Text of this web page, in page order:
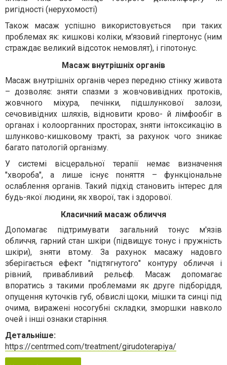
ригідності (нерухомості)
Також масаж успішно використовується при таких
проблемах як: кишкові коліки, м'язовий гіпертонус (ним
страждає великий відсоток немовлят), і гіпотонус.
Масаж внутрішніх органів
Масаж внутрішніх органів через передню стінку живота
– дозволяє: зняти спазми з жовчовивідних протоків,
жовчного міхура, печінки, підшлункової залози,
сечовивідних шляхів, відновити крово- й лімфообіг в
органах і колоорганних просторах, зняти інтоксикацію в
шлунково-кишковому тракті, за рахунок чого зникає
багато патологій організму.
У системі вісцеральної терапії немає визначення
"хвороба", а лише існує поняття – функціональне
ослаблення органів. Такий підхід становить інтерес для
будь-якої людини, як хворої, так і здорової.
Класичний масаж обличчя
Допомагає підтримувати загальний тонус м'язів
обличчя, гарний стан шкіри (підвищує тонус і пружність
шкіри), зняти втому. За рахунок масажу надовго
зберігається ефект "підтягнутого" контуру обличчя і
рівний, привабливий рельєф. Масаж допомагає
впоратись з такими проблемами як друге підборіддя,
опущення куточків губ, обвислі щоки, мішки та синці під
очима, виражені носогубні складки, зморшки навколо
очей і інші ознаки старіння.
Детальніше:
https://centrmed.com/treatment/girudoterapiya/